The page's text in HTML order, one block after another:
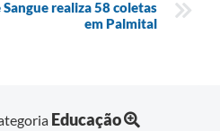
realiza 58 coletas
em Palmital
Educação